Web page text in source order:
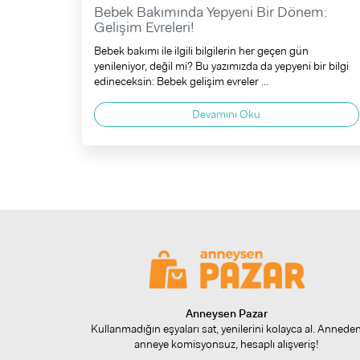
Bebek Bakımında Yepyeni Bir Dönem:
Gelişim Evreleri!
Bebek bakımı ile ilgili bilgilerin her geçen gün
yenileniyor, değil mi? Bu yazımızda da yepyeni bir bilgi
edineceksin: Bebek gelişim evreler ...
Devamını Oku
Anneysen Pazar
Kullanmadığın eşyaları sat, yenilerini kolayca al.
anneye komisyonsuz, hesaplı alışveriş!